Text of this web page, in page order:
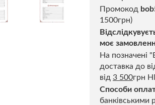
Промокод
1500грн)
моє
На позначені
доставка до
від 3 500грн
Способи
банківськими